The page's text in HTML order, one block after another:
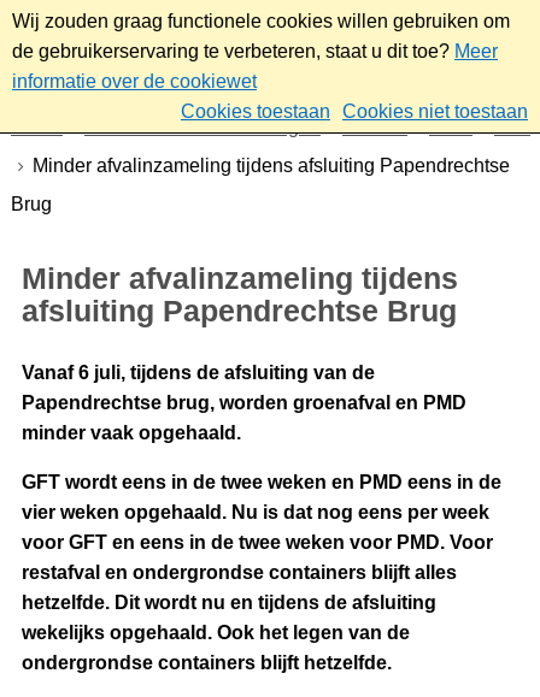
Wij zouden graag functionele cookies willen gebruiken om
de gebruikerservaring te verbeteren, staat u dit toe? Meer
informatie over de cookiewet
Cookies toestaan
Cookies niet toestaan
Nieuws & bekendmakingen Nieuws 2026
Juni
Minder afvalinzameling tijdens afsluiting Papendrechtse
Brug
Minder afvalinzameling tijdens
afsluiting Papendrechtse Brug
Vanaf 6 juli, tijdens de afsluiting van de
Papendrechtse brug, worden groenafval en PMD
minder vaak opgehaald.
GFT wordt eens in de twee weken en PMD eens in de
vier weken opgehaald. Nu is dat nog eens per week
voor GFT en eens in de twee weken voor PMD. Voor
restafval en ondergrondse containers blijft alles
hetzelfde. Dit wordt nu en tijdens de afsluiting
wekelijks opgehaald. Ook het legen van de
ondergrondse containers blijft hetzelfde.